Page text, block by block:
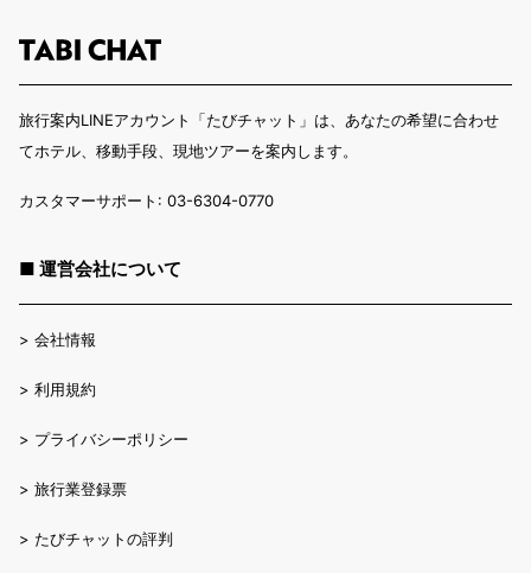
旅行案内LINEアカウント「たびチャット」は、あなたの希望に合わせ
てホテル、移動手段、現地ツアーを案内します。
カスタマーサポート: 03-6304-0770
■ 運営会社について
> 会社情報
> 利用規約
> プライバシーポリシー
> 旅行業登録票
> たびチャットの評判